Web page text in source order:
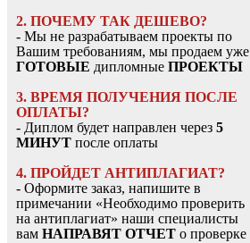
2. ПОЧЕМУ ТАК ДЕШЕВО?
- Мы не разрабатываем проекты по
Вашим требованиям, мы продаем уже
ГОТОВЫЕ дипломные ПРОЕКТЫ
3. ВРЕМЯ ПОЛУЧЕНИЯ ПОСЛЕ
ОПЛАТЫ?
- Диплом будет направлен через 5
МИНУТ после оплаты
4. ПРОЙДЕТ АНТИПЛАГИАТ?
- Оформите заказ, напишите в
примечании «Необходимо проверить
на антиплагиат» наши специалисты
вам НАПРАВЯТ ОТЧЕТ о проверке